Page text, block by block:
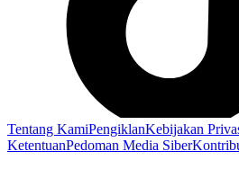
Tentang KamiPengiklanKebijakan
KetentuanPedoman Media Siber